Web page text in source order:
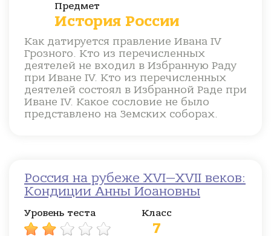
Предмет
История России
Как датируется правление Ивана IV
Грозного. Кто из перечисленных
деятелей не входил в Избранную Раду
при Иване IV. Кто из перечисленных
деятелей состоял в Избранной Раде при
Иване IV. Какое сословие не было
представлено на Земских соборах.
Россия на рубеже XVI—XVII веков:
Кондиции Анны Иоановны
Уровень теста Класс
7